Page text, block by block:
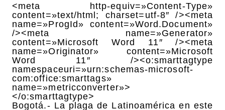
<meta http-equiv=»Content-Type»
content=»text/html; charset=utf-8″ /><meta
name=»ProgId» content=»Word.Document»
/><meta name=»Generator»
content=»Microsoft Word 11″ /><meta
name=»Originator» content=»Microsoft
Word 11″ /><o:smarttagtype
namespaceuri=»urn:schemas-microsoft-
com:office:smarttags»
name=»metricconverter»>
</o:smarttagtype>
Bogotá.- La plaga de Latinoamérica en este